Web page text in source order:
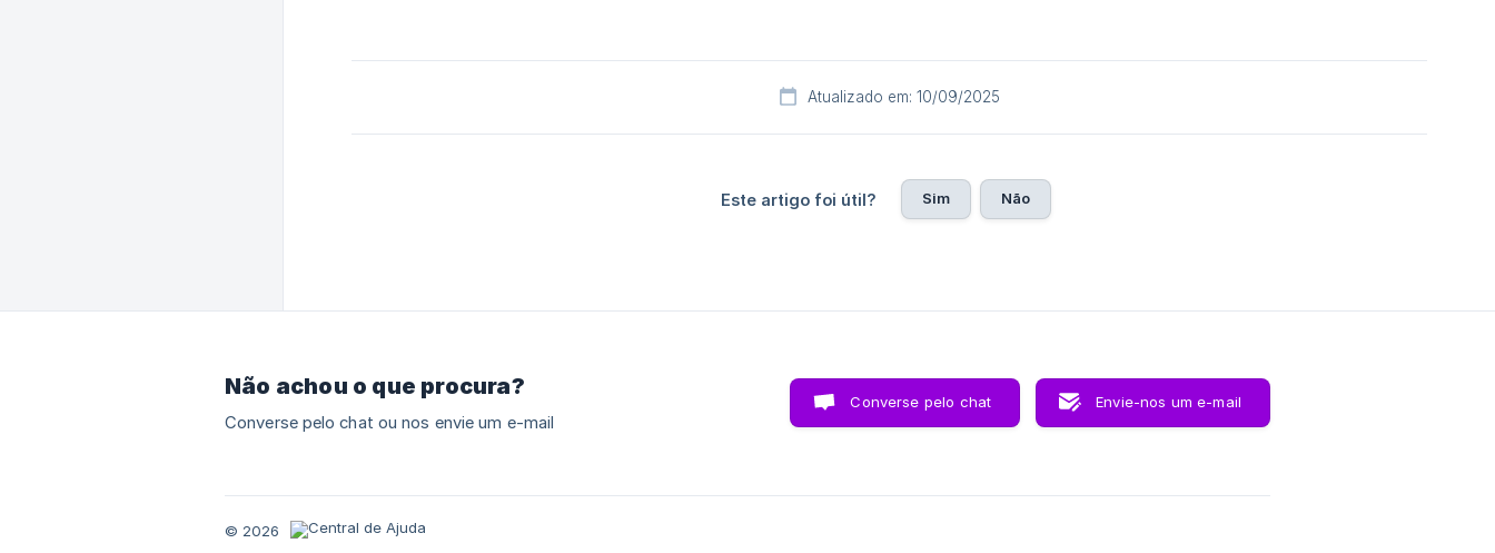
Atualizado em: 10/09/2025
Este artigo foi útil? Sim Não
Não achou o que procura?
Converse pelo chat ou nos envie um e-mail
Converse pelo chat Envie-nos um e-mail
© 2026